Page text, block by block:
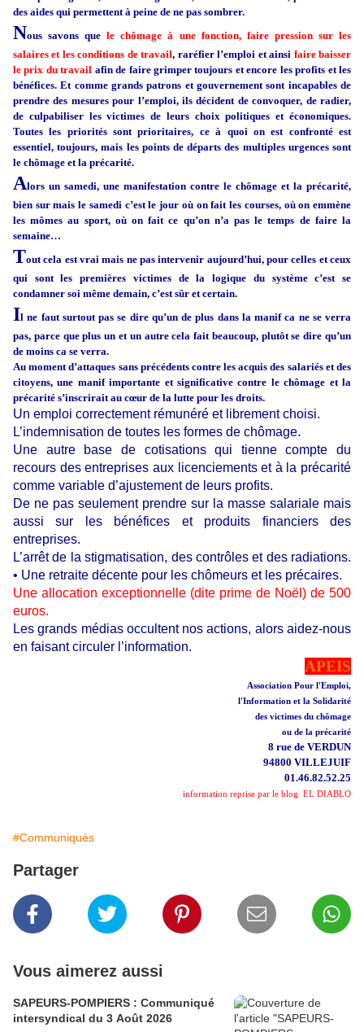
des aides qui permettent à peine de ne pas sombrer.
Nous savons quele chômage à une fonction, faire pression sur les
salaires et les conditions de travail, raréfier l’emploi et ainsi faire baisser
le prix du travail afin de faire grimper toujours et encore les profits et les
bénéfices. Et comme grands patrons et gouvernement sont incapables de
prendre des mesures pour l’emploi, ils décident de convoquer, de radier,
de culpabiliser les victimes de leurs choix politiques et économiques.
Toutes les priorités sont prioritaires, ce à quoi on est confronté est
essentiel, toujours, mais les points de départs des multiples urgences sont
le chômage et la précarité.
Alors un samedi, une manifestation contre le chômage et la précarité,
bien sur mais le samedi c’est le jour où on fait les courses, où on emmène
les mômes au sport, où on fait ce qu’on n’a pas le temps de faire la
semaine…
Tout cela est vrai mais ne pas intervenir aujourd’hui, pour celles et ceux
qui sont les premières victimes de la logique du système c’est se
condamner soi même demain, c’est sûr et certain.
Il ne faut surtout pas se dire qu’un de plus dans la manif ca ne se verra
pas, parce que plus un et un autre cela fait beaucoup, plutôt se dire qu’un
de moins ca se verra.
Au moment d’attaques sans précédents contre les acquis des salariés et des
citoyens, une manif importante et significative contre le chômage et la
précarité s’inscrirait au cœur de la lutte pour les droits.
Un emploi correctement rémunéré et librement choisi.
L’indemnisation de toutes les formes de chômage.
Une autre base de cotisations qui tienne compte du
recours des entreprises aux licenciements et à la précarité
comme variable d’ajustement de leurs profits.
De ne pas seulement prendre sur la masse salariale mais
aussi sur les bénéfices et produits financiers des
entreprises.
L’arrêt de la stigmatisation, des contrôles et des radiations.
• Une retraite décente pour les chômeurs et les précaires.
Une allocation exceptionnelle (dite prime de Noël) de 500
euros.
Les grands médias occultent nos actions, alors aidez-nous
en faisant circuler l’information.
APEIS
Association Pour l'Emploi,
l'Information et la Solidarité
des victimes du chômage
ou de la précarité
8 rue de VERDUN
94800 VILLEJUIF
01.46.82.52.25
information reprise par le blog EL DIABLO
#Communiqués
Partager
Vous aimerez aussi
SAPEURS-POMPIERS : Communiqué
intersyndical du 3 Août 2026